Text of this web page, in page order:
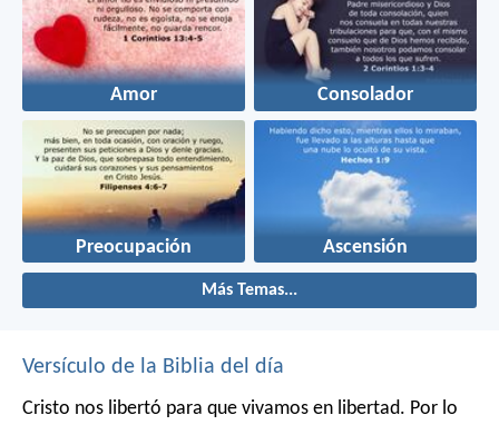
Amor Consolador
Preocupación Ascensión
Más Temas...
Versículo de la Biblia del día
Cristo nos libertó para que vivamos en libertad. Por lo